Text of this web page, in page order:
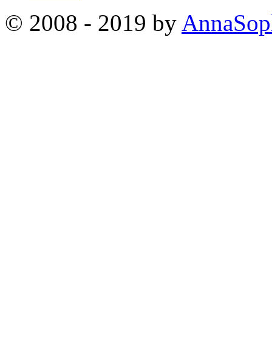
© 2008 - 2019 by